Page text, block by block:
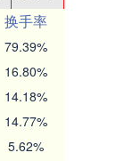
换手率
79.39%
16.80%
14.18%
14.77%
5.62%